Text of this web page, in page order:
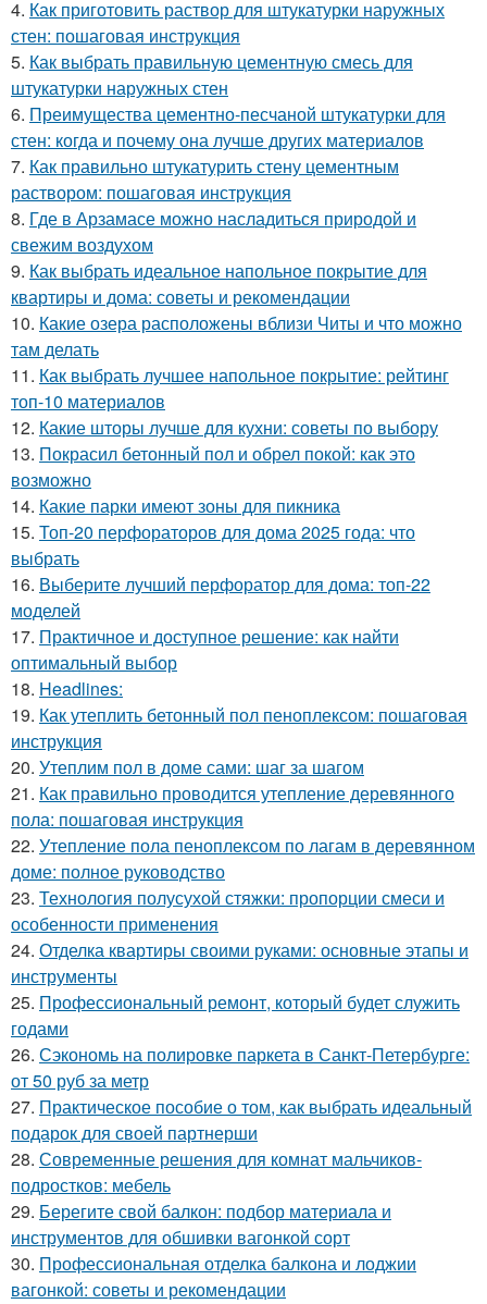
4. Как приготовить раствор для штукатурки наружных
стен: пошаговая инструкция
5. Как выбрать правильную цементную смесь для
штукатурки наружных стен
6. Преимущества цементно-песчаной штукатурки для
стен: когда и почему она лучше других материалов
7. Как правильно штукатурить стену цементным
раствором: пошаговая инструкция
8. Где в Арзамасе можно насладиться природой и
свежим воздухом
9. Как выбрать идеальное напольное покрытие для
квартиры и дома: советы и рекомендации
10. Какие озера расположены вблизи Читы и что можно
там делать
11. Как выбрать лучшее напольное покрытие: рейтинг
топ-10 материалов
12. Какие шторы лучше для кухни: советы по выбору
13. Покрасил бетонный пол и обрел покой: как это
возможно
14. Какие парки имеют зоны для пикника
15. Топ-20 перфораторов для дома 2025 года: что
выбрать
16. Выберите лучший перфоратор для дома: топ-22
моделей
17. Практичное и доступное решение: как найти
оптимальный выбор
18. Headlines:
19. Как утеплить бетонный пол пеноплексом: пошаговая
инструкция
20. Утеплим пол в доме сами: шаг за шагом
21. Как правильно проводится утепление деревянного
пола: пошаговая инструкция
22. Утепление пола пеноплексом по лагам в деревянном
доме: полное руководство
23. Технология полусухой стяжки: пропорции смеси и
особенности применения
24. Отделка квартиры своими руками: основные этапы и
инструменты
25. Профессиональный ремонт, который будет служить
годами
26. Сэкономь на полировке паркета в Санкт-Петербурге:
от 50 руб за метр
27. Практическое пособие о том, как выбрать идеальный
подарок для своей партнерши
28. Современные решения для комнат мальчиков-
подростков: мебель
29. Берегите свой балкон: подбор материала и
инструментов для обшивки вагонкой сорт
30. Профессиональная отделка балкона и лоджии
вагонкой: советы и рекомендации